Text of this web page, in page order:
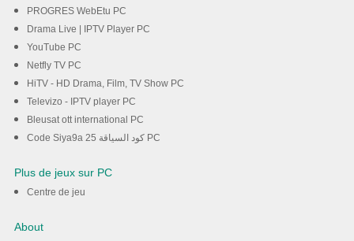
PROGRES WebEtu PC
Drama Live | IPTV Player PC
YouTube PC
Netfly TV PC
HiTV - HD Drama, Film, TV Show PC
Televizo - IPTV player PC
Bleusat ott international PC
Code Siya9a 25 كود السياقة PC
Plus de jeux sur PC
Centre de jeu
About